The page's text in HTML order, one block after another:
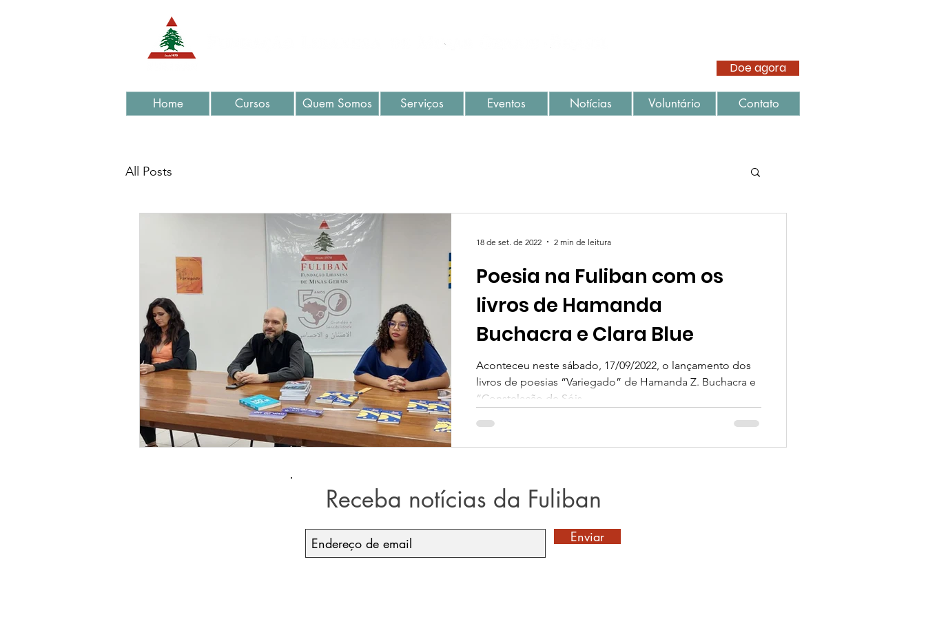
Doe agora
Home Cursos Quem Somos Serviços Eventos Notícias Voluntário Contato
All Posts
Poesia na Fuliban com os
livros de Hamanda
Buchacra e Clara Blue
Aconteceu neste sábado, 17/09/2022, o lançamento dos
livros de poesias “Variegado” de Hamanda Z. Buchacra e
“Constelação de Sóis...
18 de set. de 2022 2 min de leitura
Receba notícias da Fuliban
Enviar